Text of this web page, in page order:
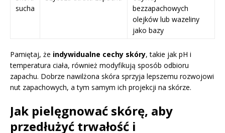
sucha
bezzapachowych
olejków lub wazeliny
jako bazy
Pamiętaj, że indywidualne cechy skóry, takie jak pH i
temperatura ciała, również modyfikują sposób odbioru
zapachu. Dobrze nawilżona skóra sprzyja lepszemu rozwojowi
nut zapachowych, a tym samym ich projekcji na skórze.
Jak pielęgnować skórę, aby
przedłużyć trwałość i